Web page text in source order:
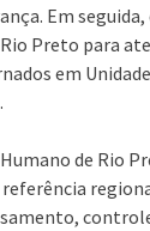
Em
Preto para
em
de Rio